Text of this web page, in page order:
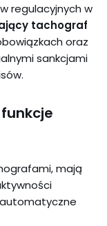
regulacyjnych w
tachograf
oraz
sankcjami
mają